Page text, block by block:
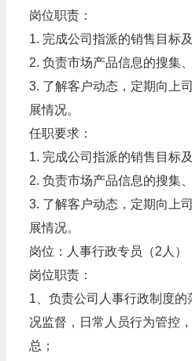
岗位职责：
1. 完成公司指派的销售目标
2. 负责市场产品信息的搜集
3. 了解客户动态，定期向上
展情况。
任职要求：
1. 完成公司指派的销售目标
2. 负责市场产品信息的搜集
3. 了解客户动态，定期向上
展情况。
岗位：人事行政专员（2人）
岗位职责：
1、负责公司人事行政制度
况监督，日常人员行为管控
总；